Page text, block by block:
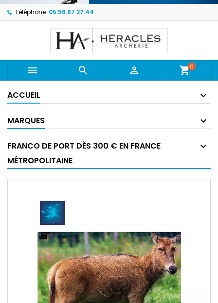
Téléphone: 05.56.67.27.44
   shopping_cart0
ACCUEIL
MARQUES
FRANCO DE PORT DÈS 300 € EN FRANCE
MÉTROPOLITAINE